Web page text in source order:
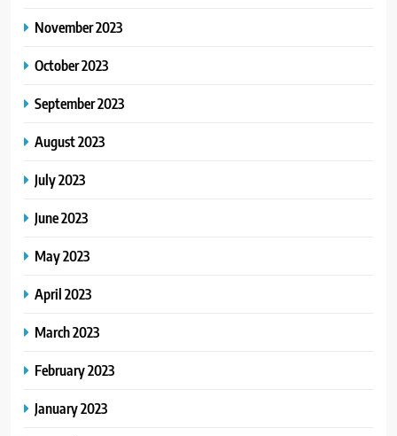
November 2023
October 2023
September 2023
August 2023
July 2023
June 2023
May 2023
April 2023
March 2023
February 2023
January 2023